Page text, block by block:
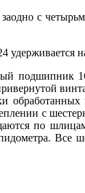
с
удерживается
подшипник 16
обработанных
с
по
Все